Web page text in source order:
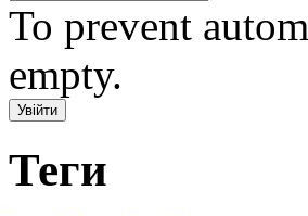
To prevent
empty.
Теги